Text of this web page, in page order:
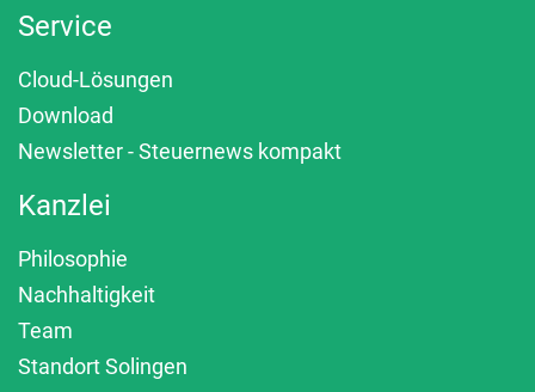
Service
Cloud-Lösungen
Download
Newsletter - Steuernews kompakt
Kanzlei
Philosophie
Nachhaltigkeit
Team
Standort Solingen